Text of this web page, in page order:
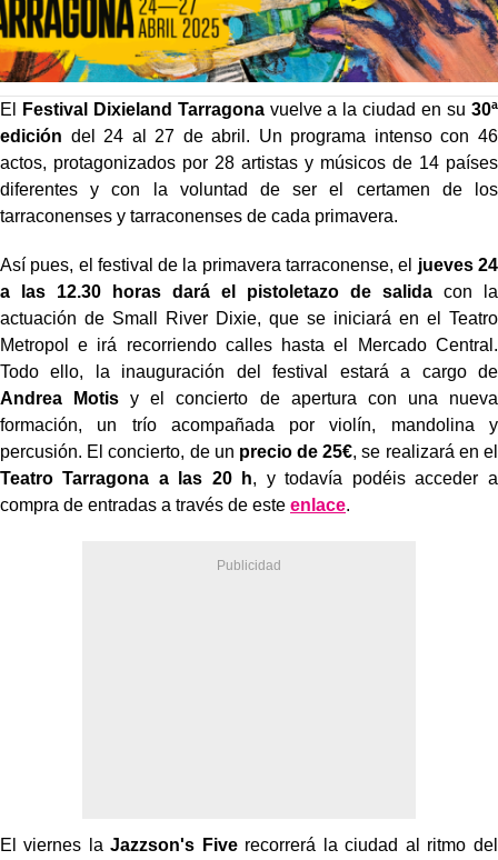
El Festival Dixieland Tarragonavuelve a la ciudad en su 30ª
edición del 24 al 27 de abril. Un programa intenso con 46
actos, protagonizados por 28 artistas y músicos de 14 países
diferentes y con la voluntad de ser el certamen de los
tarraconenses y tarraconenses de cada primavera.
Así pues, el festival de la primavera tarraconense, el jueves 24
a las 12.30 horas dará el pistoletazo de salidacon la
actuación de Small River Dixie, que se iniciará en el Teatro
Metropol e irá recorriendo calles hasta el Mercado Central.
Todo ello, la inauguración del festival estará a cargo de
Andrea Motis y el concierto de apertura con una nueva
formación, un trío acompañada por violín, mandolina y
percusión. El concierto, de un precio de 25€, se realizará en el
Teatro Tarragona a las 20 h, y todavía podéis acceder a
compra de entradas a través de este enlace.
El viernes la Jazzson's Five recorrerá la ciudad al ritmo del